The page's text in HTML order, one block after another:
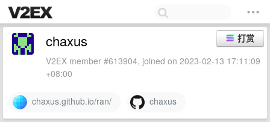
打赏
chaxus
V2EX member #613904, joined on 2023-02-13 17:11:09
+08:00
chaxus.github.io/ran/ chaxus